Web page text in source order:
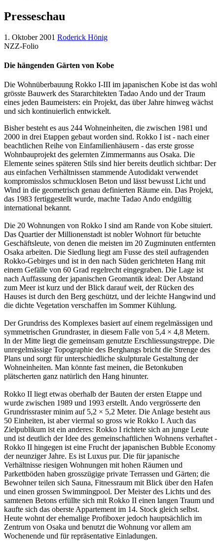
Presseschau
1. Oktober 2001 Roderick Hönig
NZZ-Folio
Die hängenden Gärten von Kobe
Die Wohnüberbauung Rokko I-III im japanischen Kobe ist das wohl
grösste Bauwerk des Stararchitekten Tadao Ando und der Traum
eines jeden Baumeisters: ein Projekt, das über Jahre hinweg wächst
und sich kontinuierlich entwickelt.
Bisher besteht es aus 244 Wohneinheiten, die zwischen 1981 und
2000 in drei Etappen gebaut worden sind. Rokko I ist - nach einer
beachtlichen Reihe von Einfamilienhäusern - das erste grosse
Wohnbauprojekt des gelernten Zimmermanns aus Osaka. Die
Elemente seines späteren Stils sind hier bereits deutlich sichtbar: Der
aus einfachen Verhältnissen stammende Autodidakt verwendet
kompromisslos schmucklosen Beton und lässt bewusst Licht und
Wind in die geometrisch genau definierten Räume ein. Das Projekt,
das 1983 fertiggestellt wurde, machte Tadao Ando endgültig
international bekannt.
Die 20 Wohnungen von Rokko I sind am Rande von Kobe situiert.
Das Quartier der Millionenstadt ist nobler Wohnort für betuchte
Geschäftsleute, von denen die meisten im 20 Zugminuten entfernten
Osaka arbeiten. Die Siedlung liegt am Fusse des steil aufragenden
Rokko-Gebirges und ist in den nach Süden gerichteten Hang mit
einem Gefälle von 60 Grad regelrecht eingegraben. Die Lage ist
nach Auffassung der japanischen Geomantik ideal: Der Abstand
zum Meer ist kurz und der Blick darauf weit, der Rücken des
Hauses ist durch den Berg geschützt, und der leichte Hangwind und
die dichte Vegetation verschaffen im Sommer Kühlung.
Der Grundriss des Komplexes basiert auf einem regelmässigen und
symmetrischen Grundraster, in diesem Falle von 5,4 × 4,8 Metern.
In der Mitte liegt die gemeinsam genutzte Erschliessungstreppe. Die
unregelmässige Topographie des Berghangs bricht die Strenge des
Plans und sorgt für unterschiedliche skulpturale Gestaltung der
Wohneinheiten. Man könnte fast meinen, die Betonkuben
plätscherten ganz natürlich den Hang hinunter.
Rokko II liegt etwas oberhalb der Bauten der ersten Etappe und
wurde zwischen 1989 und 1993 erstellt. Ando vergrösserte den
Grundrissraster minim auf 5,2 × 5,2 Meter. Die Anlage besteht aus
50 Einheiten, ist aber viermal so gross wie Rokko I. Auch das
Zielpublikum ist ein anderes: Rokko I richtete sich an junge Leute
und ist deutlich der Idee des gemeinschaftlichen Wohnens verhaftet -
Rokko II hingegen ist eine Frucht der japanischen Bubble Economy
der neunziger Jahre. Es ist Luxus pur. Die für japanische
Verhältnisse riesigen Wohnungen mit hohen Räumen und
Parkettböden haben grosszügige private Terrassen und Gärten; die
Bewohner teilen sich Sauna, Fitnessraum mit Blick über den Hafen
und einen grossen Swimmingpool. Der Meister des Lichts und des
samtenen Betons erfüllte sich mit Rokko II einen langen Traum und
kaufte sich das oberste Appartement im 14. Stock gleich selbst.
Heute wohnt der ehemalige Profiboxer jedoch hauptsächlich im
Zentrum von Osaka und benutzt die Wohnung vor allem am
Wochenende und für repräsentative Einladungen.